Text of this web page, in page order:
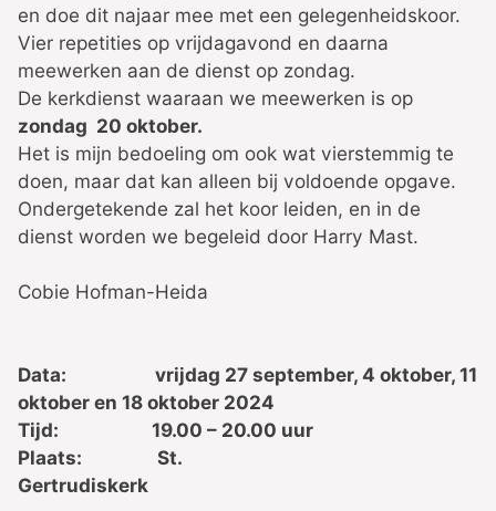
en doe dit najaar mee met een gelegenheidskoor.
Vier repetities op vrijdagavond en daarna
meewerken aan de dienst op zondag.
De kerkdienst waaraan we meewerken is op
zondag 20 oktober.
Het is mijn bedoeling om ook wat vierstemmig te
doen, maar dat kan alleen bij voldoende opgave.
Ondergetekende zal het koor leiden, en in de
dienst worden we begeleid door Harry Mast.
Cobie Hofman-Heida
Data: vrijdag 27 september, 4 oktober, 11
oktober en 18 oktober 2024
Tijd: 19.00 – 20.00 uur
Plaats: St.
Gertrudiskerk